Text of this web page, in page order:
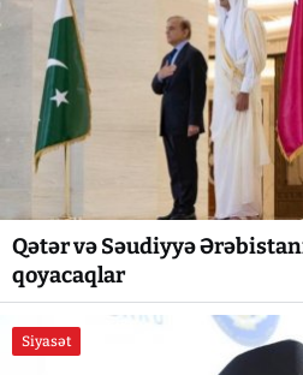
Qətər və Səudiyyə
qoyacaqlar
Siyasət